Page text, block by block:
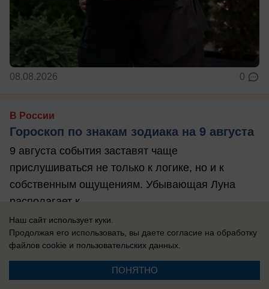
08.08.2026 0
В России
Гороскоп по знакам зодиака на 9 августа
9 августа события заставят чаще
прислушиваться не только к логике, но и к
собственным ощущениям. Убывающая Луна
располагает к ...
Наш сайт использует куки.
Продолжая его использовать, вы даете согласие на обработку
файлов cookie и пользовательских данных.
ПОНЯТНО